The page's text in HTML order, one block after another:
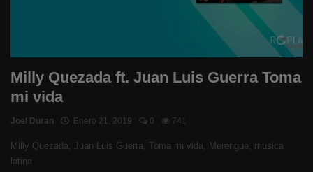
Milly Quezada ft. Juan Luis Guerra Toma
mi vida
Joel Duran Enero 21, 2019 0 741
Milly Quezada, Juan Luis Guerra, Toma mi vida, Merengue, musica
latina